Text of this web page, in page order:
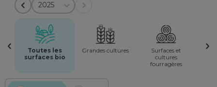
2025
Toutes les
surfaces bio
Grandes cultures
Surfaces et
cultures
fourragères